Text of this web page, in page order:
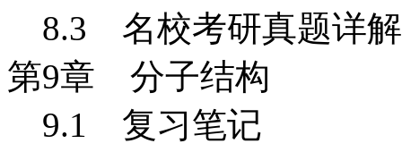
8.3 名校考研真题详解
第9章 分子结构
9.1
复习笔记